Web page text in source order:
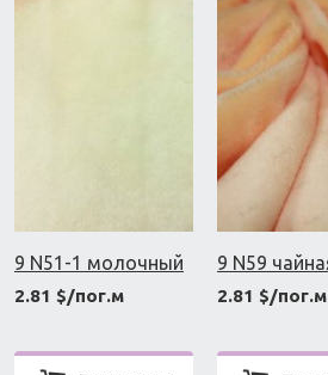
9 N51-1 молочный
2.81 $/пог.м
9 N59
2.81 $/пог.м